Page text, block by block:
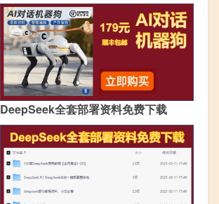
DeepSeek全套部署资料免费下载